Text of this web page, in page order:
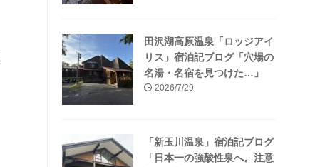
田沢湖高原温泉「ロッジアイ
リス」宿泊記ブログ「穴場の
名湯・名宿を見つけた…」
2026/7/29
「新玉川温泉」宿泊記ブログ
「日本一の強酸性泉へ。注意